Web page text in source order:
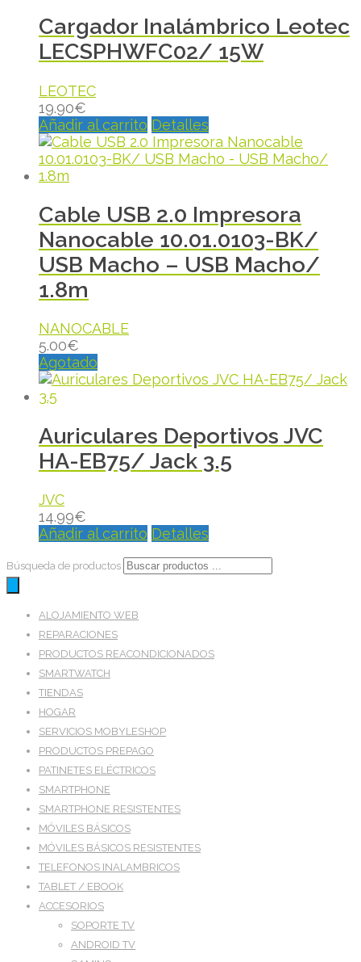
Cargador Inalámbrico Leotec
LECSPHWFC02/ 15W
LEOTEC
19.90€
Añadir al carrito Detalles
Cable USB 2.0 Impresora
Nanocable 10.01.0103-BK/
USB Macho – USB Macho/
1.8m
NANOCABLE
5.00€
Agotado
Auriculares Deportivos JVC
HA-EB75/ Jack 3.5
JVC
14.99€
Añadir al carrito Detalles
Búsqueda de productos
ALOJAMIENTO WEB
REPARACIONES
PRODUCTOS REACONDICIONADOS
SMARTWATCH
TIENDAS
HOGAR
SERVICIOS MOBYLESHOP
PRODUCTOS PREPAGO
PATINETES ELÉCTRICOS
SMARTPHONE
SMARTPHONE RESISTENTES
MÓVILES BÁSICOS
MÓVILES BÁSICOS RESISTENTES
TELEFONOS INALAMBRICOS
TABLET / EBOOK
ACCESORIOS
SOPORTE TV
ANDROID TV